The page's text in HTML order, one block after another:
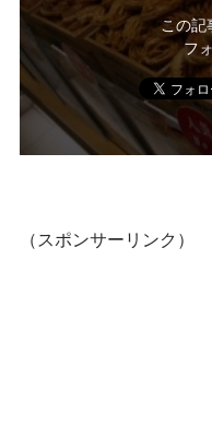
この記
フ
（スポンサーリンク）